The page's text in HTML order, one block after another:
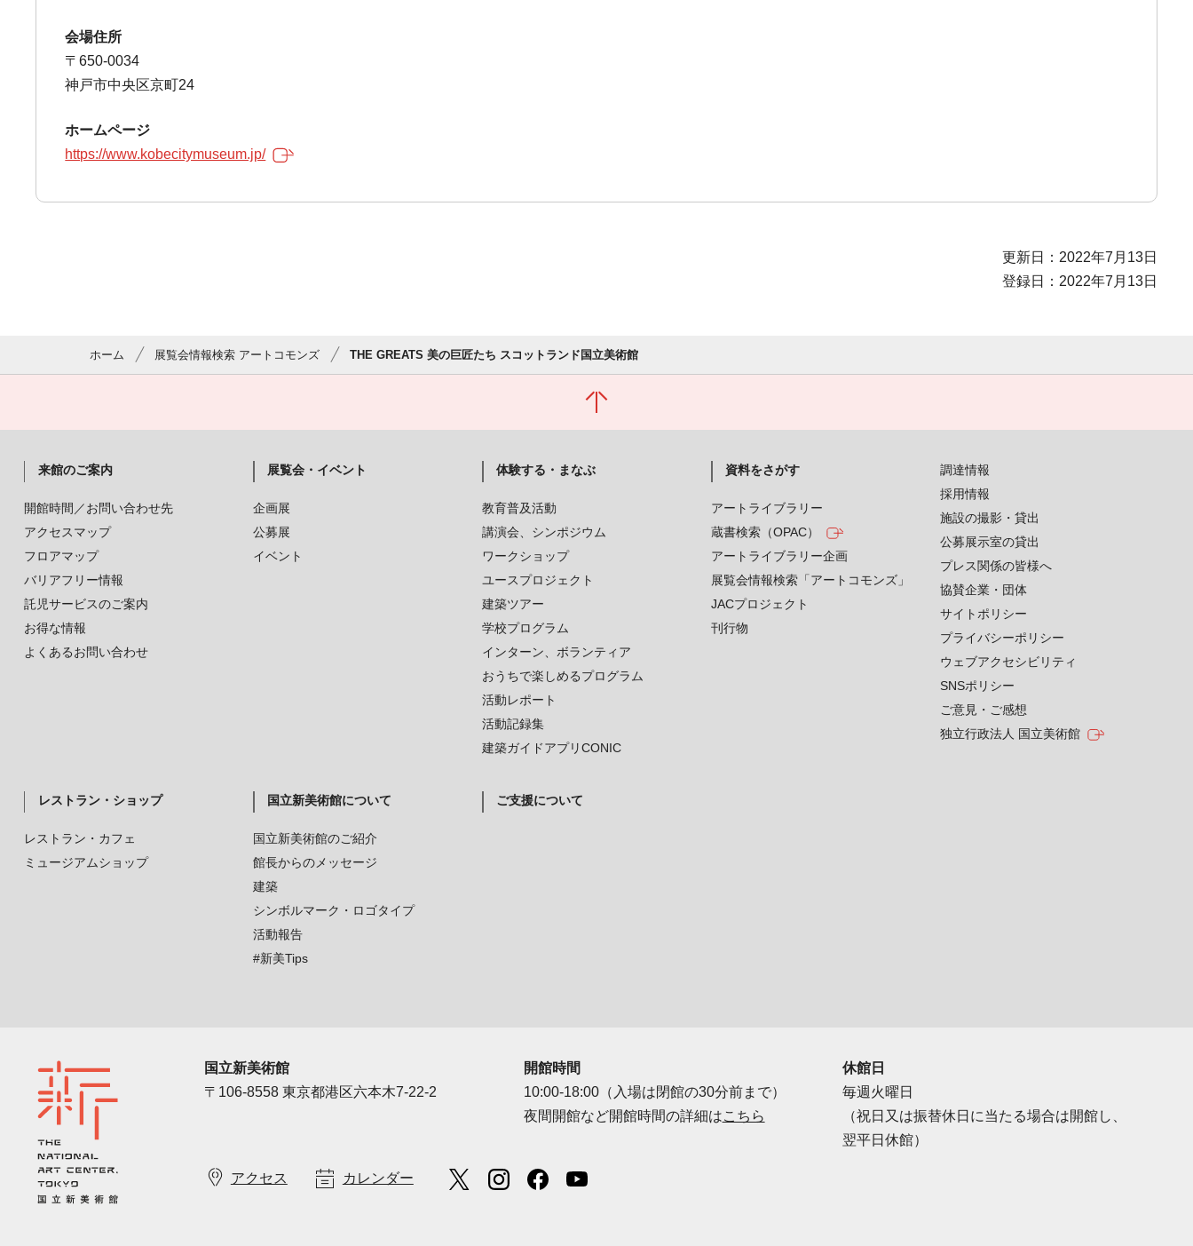
会場住所
〒650-0034
神戸市中央区京町24
ホームページ
https://www.kobecitymuseum.jp/
更新日：2022年7月13日
登録日：2022年7月13日
ホーム 展覧会情報検索 アートコモンズ THE GREATS 美の巨匠たち スコットランド国立美術館
来館のご案内
開館時間／お問い合わせ先
アクセスマップ
フロアマップ
バリアフリー情報
託児サービスのご案内
お得な情報
よくあるお問い合わせ
展覧会・イベント
企画展
公募展
イベント
体験する・まなぶ
教育普及活動
講演会、シンポジウム
ワークショップ
ユースプロジェクト
建築ツアー
学校プログラム
インターン、ボランティア
おうちで楽しめるプログラム
活動レポート
活動記録集
建築ガイドアプリCONIC
資料をさがす
アートライブラリー
蔵書検索（OPAC）
アートライブラリー企画
展覧会情報検索「アートコモンズ」
JACプロジェクト
刊行物
レストラン・ショップ
レストラン・カフェ
ミュージアムショップ
国立新美術館について
国立新美術館のご紹介
館長からのメッセージ
建築
シンボルマーク・ロゴタイプ
活動報告
#新美Tips
ご支援について
調達情報
採用情報
施設の撮影・貸出
公募展示室の貸出
プレス関係の皆様へ
協賛企業・団体
サイトポリシー
プライバシーポリシー
ウェブアクセシビリティ
SNSポリシー
ご意見・ご感想
独立行政法人 国立美術館
国立新美術館
〒106-8558 東京都港区六本木7-22-2
開館時間
10:00-18:00（入場は閉館の30分前まで）
夜間開館など開館時間の詳細はこちら
休館日
毎週火曜日
（祝日又は振替休日に当たる場合は開館し、
翌平日休館）
アクセス カレンダー